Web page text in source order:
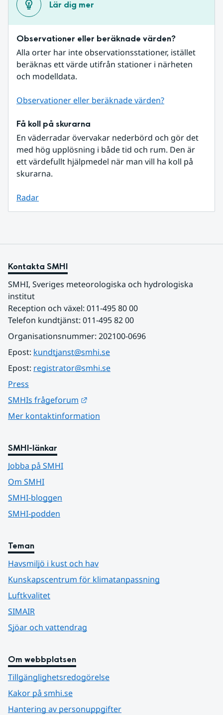
Lär dig mer
Observationer eller beräknade värden?
Alla orter har inte observationsstationer, istället
beräknas ett värde utifrån stationer i närheten
och modelldata.
Observationer eller beräknade värden?
Få koll på skurarna
En väderradar övervakar nederbörd och gör det
med hög upplösning i både tid och rum. Den är
ett värdefullt hjälpmedel när man vill ha koll på
skurarna.
Radar
Kontakta SMHI
SMHI, Sveriges meteorologiska och hydrologiska
institut
Reception och växel: 011-495 80 00
Telefon kundtjänst: 011-495 82 00
Organisationsnummer: 202100-0696
Epost: kundtjanst@smhi.se
Epost: registrator@smhi.se
Press
SMHIs frågeforum
Mer kontaktinformation
SMHI-länkar
Jobba på SMHI
Om SMHI
SMHI-bloggen
SMHI-podden
Teman
Havsmiljö i kust och hav
Kunskapscentrum för klimatanpassning
Luftkvalitet
SIMAIR
Sjöar och vattendrag
Om webbplatsen
Tillgänglighetsredogörelse
Kakor på smhi.se
Hantering av personuppgifter